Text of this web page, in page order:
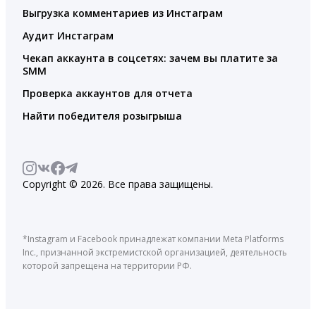
Выгрузка комментариев из Инстаграм
Аудит Инстаграм
Чекап аккаунта в соцсетях: зачем вы платите за
SMM
Проверка аккаунтов для отчета
Найти победителя розыгрыша
Copyright © 2026. Все права защищены.
*Instagram и Facebook принадлежат компании Meta Platforms
Inc., признанной экстремистской организацией, деятельность
которой запрещена на территории РФ.